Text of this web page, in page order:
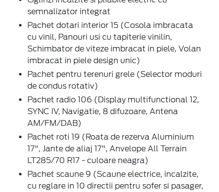
semnalizator integrat
Pachet dotari interior 15 (Cosola imbracata
cu vinil, Panouri usi cu tapiterie vinilin,
Schimbator de viteze imbracat in piele, Volan
imbracat in piele design unic)
Pachet pentru terenuri grele (Selector moduri
de condus rotativ)
Pachet radio 106 (Display multifunctional 12,
SYNC IV, Navigatie, 8 difuzoare, Antena
AM/FM/DAB)
Pachet roti 19 (Roata de rezerva Aluminium
17", Jante de aliaj 17", Anvelope All Terrain
LT285/70 R17 - culoare neagra)
Pachet scaune 9 (Scaune electrice, incalzite,
cu reglare in 10 directii pentru sofer si pasager,